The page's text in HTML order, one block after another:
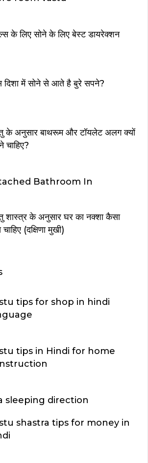
के लिए सोने के लिए बेस्ट डायरेक्शन
दिशा में सोने से आते है बुरे सपने?
के अनुसार बाथरूम और टॉयलेट अलग क्यों
चाहिए?
Bathroom In
शास्त्र के अनुसार घर का नक्शा कैसा
चाहिए (दक्षिणा मुखी)
tips for shop in hindi
tips in Hindi for home
sleeping direction
shastra tips for money in